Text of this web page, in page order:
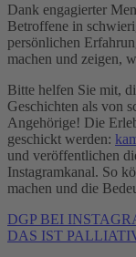
Dank engagierter
Betroffene in
persönlichen
machen und zeigen,
Bitte helfen Sie mit,
Geschichten als von
Angehörige! Die
geschickt werden:
und veröffentlichen
Instagramkanal. So
machen und die
DGP BEI
DAS IST